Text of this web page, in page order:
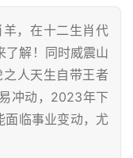
，在十二生肖代
了解！同时威震山
人天生自带王者
冲动，2023年下
面临事业变动，尤